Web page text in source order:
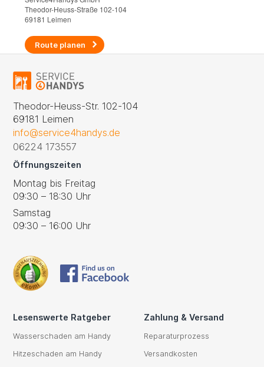
Theodor-Heuss-Straße 102-104
69181 Leimen
Route planen
Theodor-Heuss-Str. 102-104
69181 Leimen
info@service4handys.de
06224 173557
Öffnungszeiten
Montag bis Freitag
09:30 – 18:30 Uhr
Samstag
09:30 – 16:00 Uhr
Lesenswerte Ratgeber
Wasserschaden am Handy
Hitzeschaden am Handy
Zahlung & Versand
Reparaturprozess
Versandkosten